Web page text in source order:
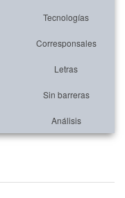
Tecnologías
Corresponsales
Letras
Sin barreras
Análisis